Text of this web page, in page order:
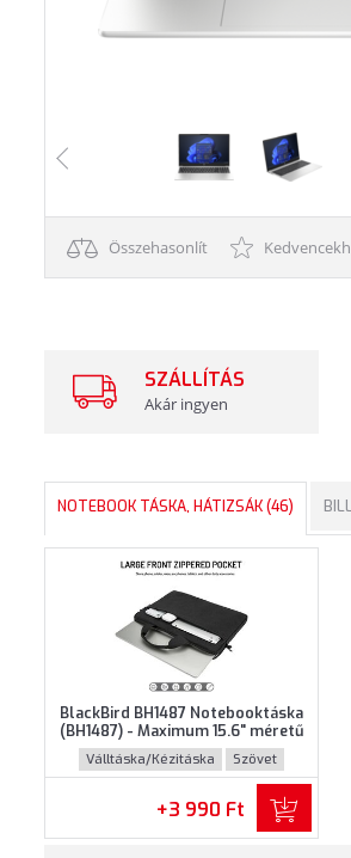
Összehasonlít
SZÁLLÍTÁS
Akár ingyen
NOTEBOOK TÁSKA, HÁTIZSÁK (46)
BlackBird BH1487 Notebooktáska
(BH1487) - Maximum 15.6" méretű
notebookokhoz - Fekete színben
Válltáska/Kézitáska Szövet
+3 990 Ft